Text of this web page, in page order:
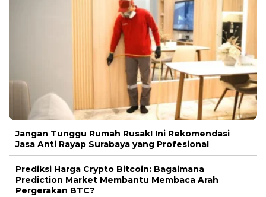
Jangan Tunggu Rumah Rusak! Ini Rekomendasi
Jasa Anti Rayap Surabaya yang Profesional
Prediksi Harga Crypto Bitcoin: Bagaimana
Prediction Market Membantu Membaca Arah
Pergerakan BTC?